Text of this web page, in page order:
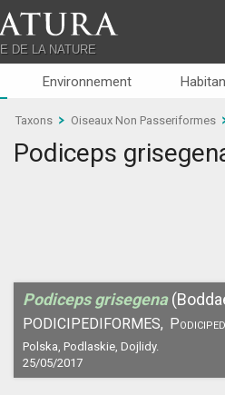
DE LA NATURE
Environnement
Taxons Oiseaux Non Passeriformes
Podiceps
Podiceps grisegena
PODICIPEDIFORMES,
Polska, Podlaskie, Dojlidy.
25/05/2017